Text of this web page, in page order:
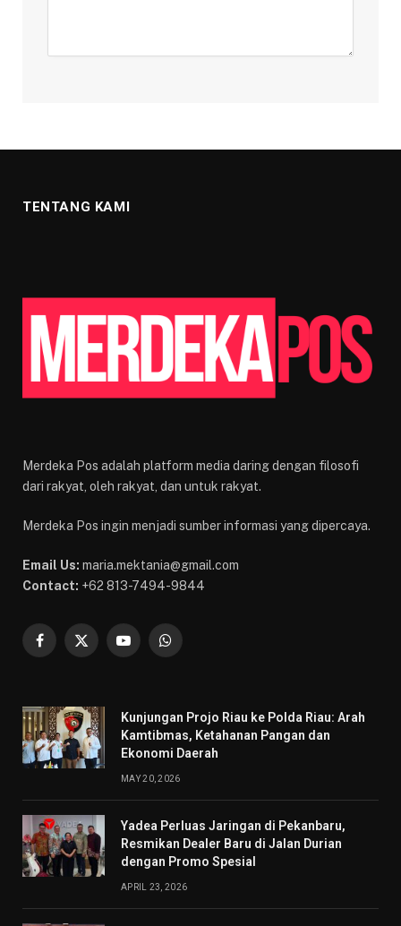
TENTANG KAMI
Merdeka Pos adalah platform media daring dengan filosofi
dari rakyat, oleh rakyat, dan untuk rakyat.
Merdeka Pos ingin menjadi sumber informasi yang dipercaya.
Email Us: maria.mektania@gmail.com
Contact: +62 813-7494-9844
Facebook
X
YouTubeWhatsApp
Kunjungan Projo Riau ke Polda Riau: Arah
Kamtibmas, Ketahanan Pangan dan
Ekonomi Daerah
MAY 20, 2026
Yadea Perluas Jaringan di Pekanbaru,
Resmikan Dealer Baru di Jalan Durian
dengan Promo Spesial
APRIL 23, 2026